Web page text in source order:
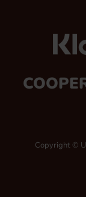
Copyright ©